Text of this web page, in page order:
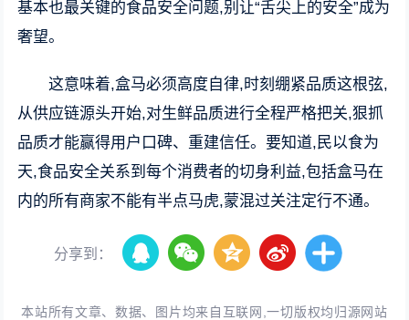
基本也最关键的食品安全问题,别让“舌尖上的安全”成为
奢望。
这意味着,盒马必须高度自律,时刻绷紧品质这根弦,
从供应链源头开始,对生鲜品质进行全程严格把关,狠抓
品质才能赢得用户口碑、重建信任。要知道,民以食为
天,食品安全关系到每个消费者的切身利益,包括盒马在
内的所有商家不能有半点马虎,蒙混过关注定行不通。
分享到：
本站所有文章、数据、图片均来自互联网,一切版权均归源网站